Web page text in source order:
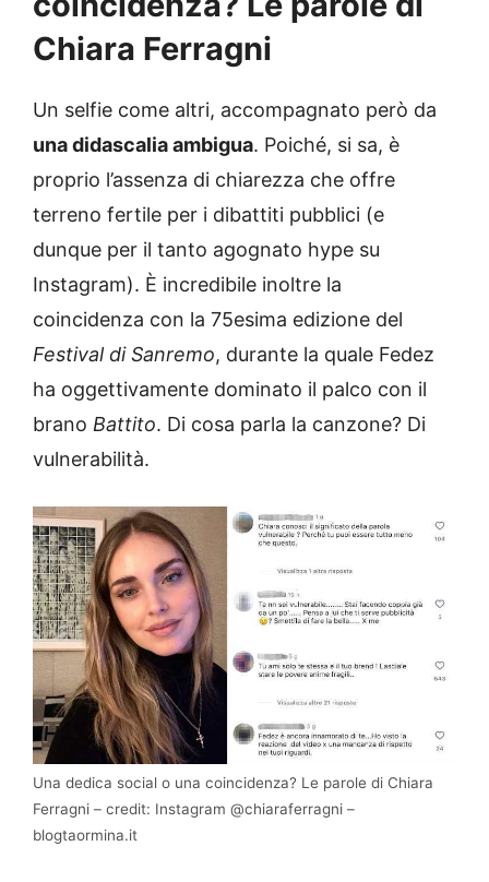
Chiara Ferragni
Un selfie come altri, accompagnato però da
una didascalia ambigua. Poiché, si sa, è
proprio l’assenza di chiarezza che offre
terreno fertile per i dibattiti pubblici (e
dunque per il tanto agognato hype su
Instagram). È incredibile inoltre la
coincidenza con la 75esima edizione del
Festival di Sanremo, durante la quale Fedez
ha oggettivamente dominato il palco con il
brano Battito. Di cosa parla la canzone? Di
vulnerabilità.
Una dedica social o una coincidenza? Le parole di Chiara
Ferragni – credit: Instagram @chiaraferragni –
blogtaormina.it